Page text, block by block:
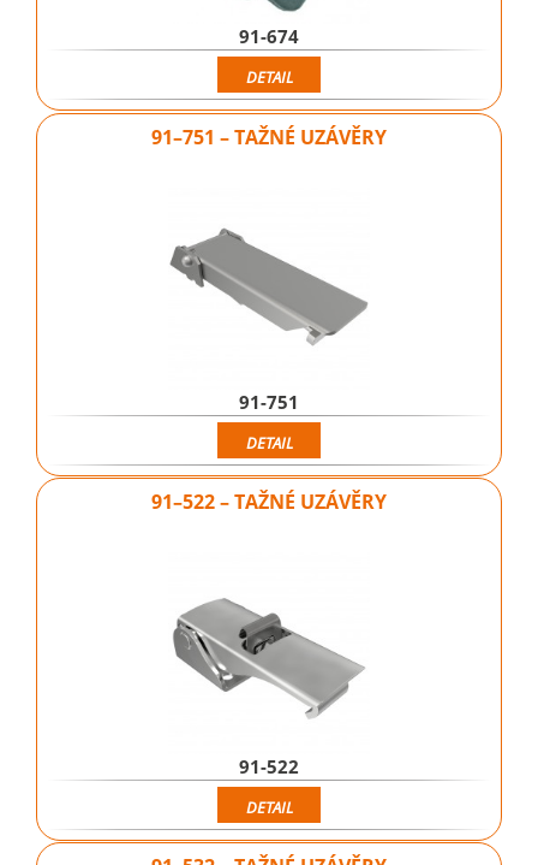
91-674
DETAIL
91–751 – TAŽNÉ UZÁVĚRY
91-751
DETAIL
91–522 – TAŽNÉ UZÁVĚRY
91-522
DETAIL